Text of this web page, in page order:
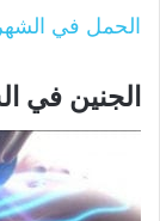
الحمل في الشهر
الجنين في